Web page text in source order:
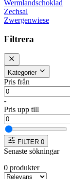
Wermlandschoklad
Zechsal
Zwergenwiese
Filtrera
Kategorier
Pris från
-
Pris upp till
FILTER 0
Senaste sökningar
0 produkter